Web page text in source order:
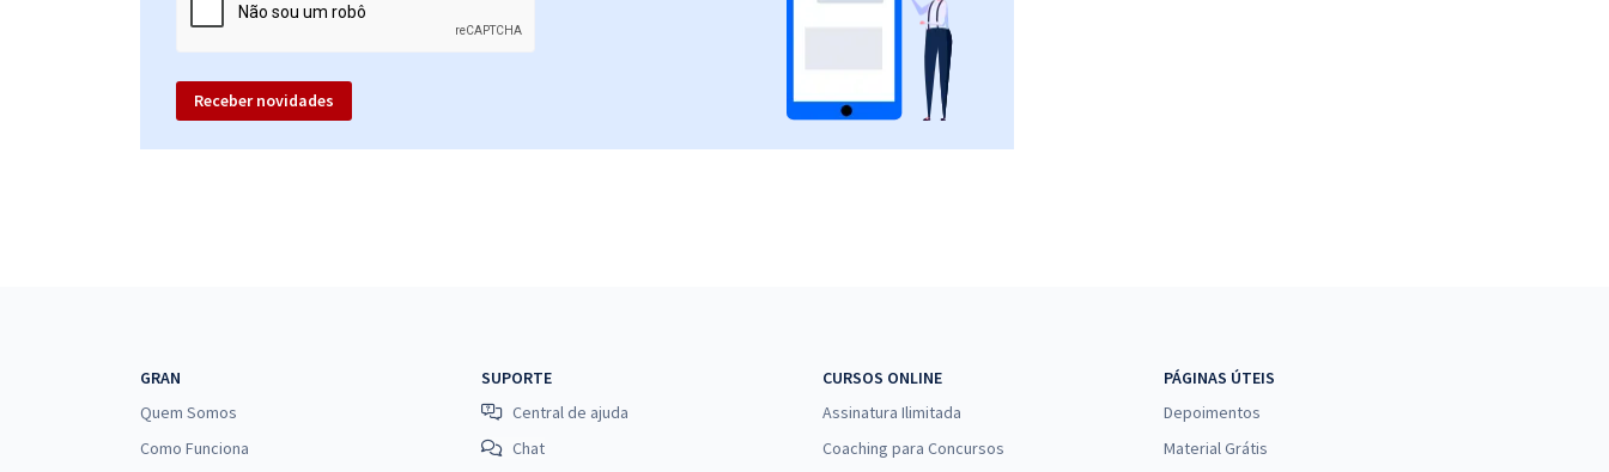
Receber novidades
GRAN
Quem Somos
Como Funciona
SUPORTE
Central de ajuda
Chat
CURSOS ONLINE
Assinatura Ilimitada
Coaching para Concursos
PÁGINAS ÚTEIS
Depoimentos
Material Grátis